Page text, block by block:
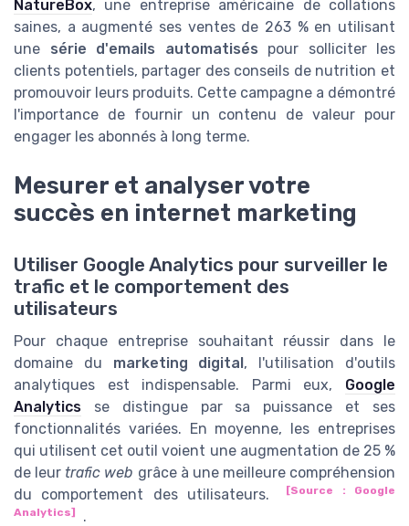
NatureBox, une entreprise américaine de collations
saines, a augmenté ses ventes de 263 % en utilisant
une série d'emails automatisés pour solliciter les
clients potentiels, partager des conseils de nutrition et
promouvoir leurs produits. Cette campagne a démontré
l'importance de fournir un contenu de valeur pour
engager les abonnés à long terme.
Mesurer et analyser votre
succès en internet marketing
Utiliser Google Analytics pour surveiller le
trafic et le comportement des
utilisateurs
Pour chaque entreprise souhaitant réussir dans le
domaine du marketing digital, l'utilisation d'outils
analytiques est indispensable. Parmi eux, Google
Analytics se distingue par sa puissance et ses
fonctionnalités variées. En moyenne, les entreprises
qui utilisent cet outil voient une augmentation de 25 %
de leur trafic web grâce à une meilleure compréhension
du comportement des utilisateurs.
[Source : Google
Analytics]
.